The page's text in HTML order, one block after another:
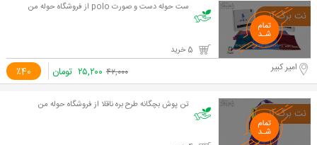
ست حوله دست و صورت polo از فروشگاه حوله من
٪40 امیر کبیر ۴۲,۰۰۰ ۲۵,۲۰۰ تومان
تن پوش بچگانه طرح بره ناقلا از فروشگاه حوله من